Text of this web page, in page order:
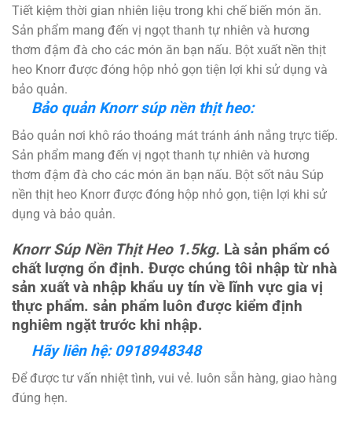
Tiết kiệm thời gian nhiên liệu trong khi chế biến món ăn.
Sản phẩm mang đến vị ngọt thanh tự nhiên và hương
thơm đậm đà cho các món ăn bạn nấu. Bột xuất nền thịt
heo Knorr được đóng hộp nhỏ gọn tiện lợi khi sử dụng và
bảo quản.
Bảo quản Knorr súp nền thịt heo:
Bảo quản nơi khô ráo thoáng mát tránh ánh nắng trực tiếp.
Sản phẩm mang đến vị ngọt thanh tự nhiên và hương
thơm đậm đà cho các món ăn bạn nấu. Bột sốt nâu Súp
nền thịt heo Knorr được đóng hộp nhỏ gọn, tiện lợi khi sử
dụng và bảo quản.
Knorr Súp Nền Thịt Heo 1.5kg. Là sản phẩm có
chất lượng ổn định. Được chúng tôi nhập từ nhà
sản xuất và nhập khẩu uy tín về lĩnh vực gia vị
thực phẩm. sản phẩm luôn được kiểm định
nghiêm ngặt trước khi nhập.
Hãy liên hệ: 0918948348
Để được tư vấn nhiệt tình, vui vẻ. luôn sẵn hàng, giao hàng
đúng hẹn.